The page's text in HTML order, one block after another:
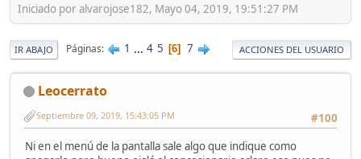
Iniciado por alvarojose182, Mayo 04, 2019, 19:51:27 PM
IR ABAJO Páginas 1 ... 4 5 6 7 ACCIONES DEL USUARIO
Leocerrato
#100
Septiembre 09, 2019, 15:43:05 PM
Ni en el menú de la pantalla sale algo que indique como